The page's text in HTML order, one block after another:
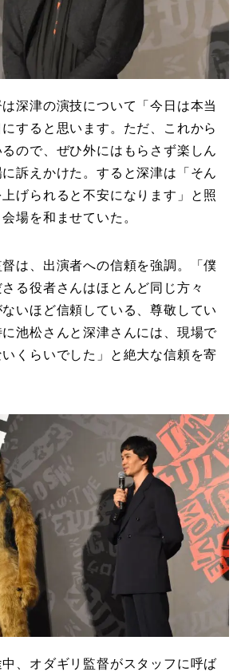
深津の演技について「今日は本当
すると思います。ただ、これから
ので、ぜひ外にはもらさず楽しん
訴えかけた。すると深津は「そん
げられると不安になります」と照
場を和ませていた。
は、出演者への信頼を強調。「僕
る役者さんはほとんど同じ方々
いほど信頼している、尊敬してい
池松さんと深津さんには、現場で
くらいでした」と絶大な信頼を寄
、オダギリ監督がスタッフに呼ば